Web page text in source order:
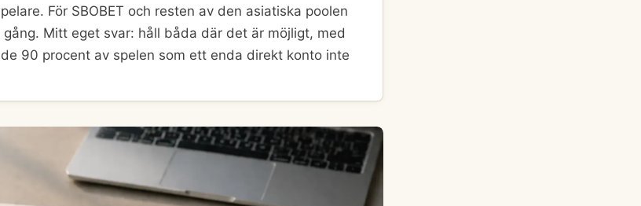
För SBOBET och resten av den asiatiska poolen
Mitt eget svar: håll båda där det är möjligt, med
90 procent av spelen som ett enda direkt konto inte